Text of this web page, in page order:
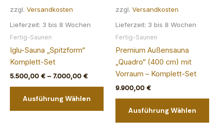
zzgl. Versandkosten
Lieferzeit: 3 bis 8 Wochen
Fertig-Saunen
Iglu-Sauna „Spitzform“
Komplett-Set
5.500,00 € – 7.000,00 €
Ausführung Wählen
Dieses
Produkt
weist
mehrere
zzgl. Versandkosten
Lieferzeit: 3 bis 8 Wochen
Fertig-Saunen
Premium Außensauna
„Quadro“ (400 cm) mit
Vorraum – Komplett-Set
9.900,00 €
Ausführung Wählen